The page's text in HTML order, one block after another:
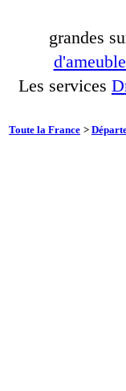
grandes
Les services
Toute la France >